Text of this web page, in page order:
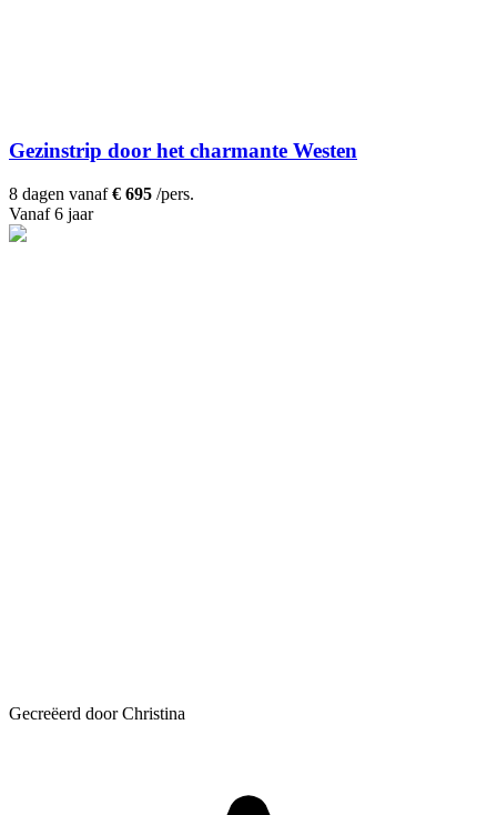
Gezinstrip door het charmante Westen
8 dagen vanaf€ 695 /pers.
Vanaf 6 jaar
Gecreëerd door Christina